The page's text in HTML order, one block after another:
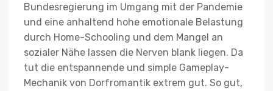
Bundesregierung im Umgang mit der Pandemie
und eine anhaltend hohe emotionale Belastung
durch Home-Schooling und dem Mangel an
sozialer Nähe lassen die Nerven blank liegen. Da
tut die entspannende und simple Gameplay-
Mechanik von Dorfromantik extrem gut. So gut,